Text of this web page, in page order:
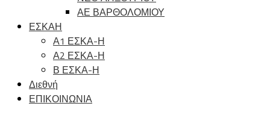
ΑΕ ΒΑΡΘΟΛΟΜΙΟΥ
ΕΣΚΑΗ
Α1 ΕΣΚΑ-Η
Α2 ΕΣΚΑ-Η
Β ΕΣΚΑ-Η
Διεθνή
ΕΠΙΚΟΙΝΩΝΙΑ